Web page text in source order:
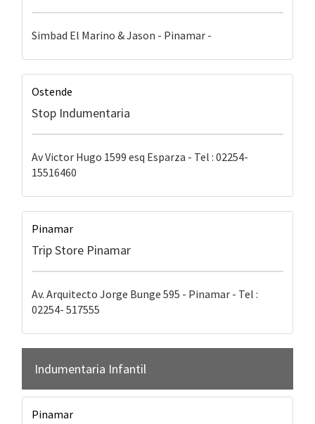
Simbad El Marino & Jason - Pinamar -
Ostende
Stop Indumentaria
Av Victor Hugo 1599 esq Esparza - Tel : 02254-
15516460
Pinamar
Trip Store Pinamar
Av. Arquitecto Jorge Bunge 595 - Pinamar - Tel :
02254- 517555
Indumentaria Infantil
Pinamar